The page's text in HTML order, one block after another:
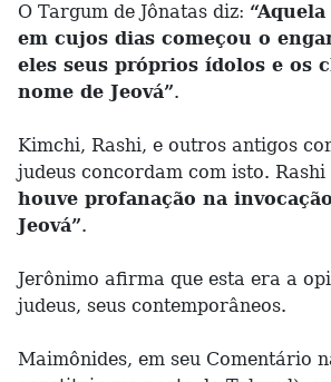
O Targum de Jônatas diz:
em cujos dias começou o
eles seus próprios ídolos e os
nome de Jeová”.
Kimchi, Rashi, e outros antigos
judeus concordam com isto. Rashi
houve profanação na
Jeová”.
Jerônimo afirma que esta era a
judeus, seus contemporâneos.
Maimônides, em seu Comentário